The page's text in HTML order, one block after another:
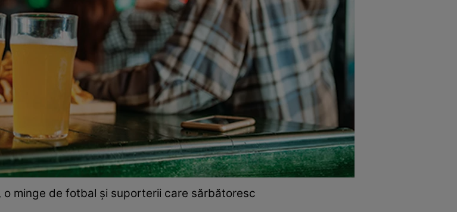
o minge de fotbal și suporterii care sărbătoresc